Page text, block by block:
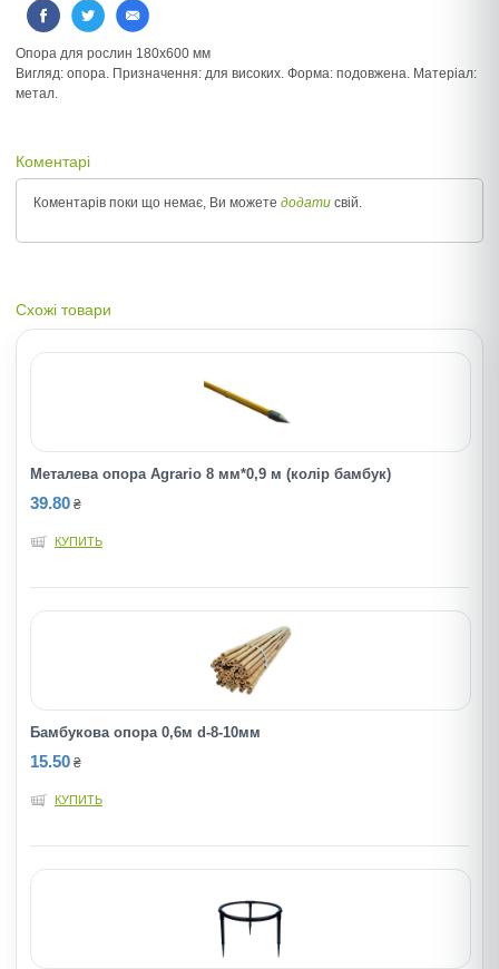
Опора для рослин 180x600 мм
Вигляд: опора. Призначення: для високих. Форма: подовжена. Матеріал:
метал.
Коментарі
Коментарів поки що немає, Ви можете додати свій.
Схожі товари
Металева опора Agrario 8 мм*0,9 м (колiр бамбук)
39.80 ₴
КУПИТЬ
Бамбукова опора 0,6м d-8-10мм
15.50 ₴
КУПИТЬ